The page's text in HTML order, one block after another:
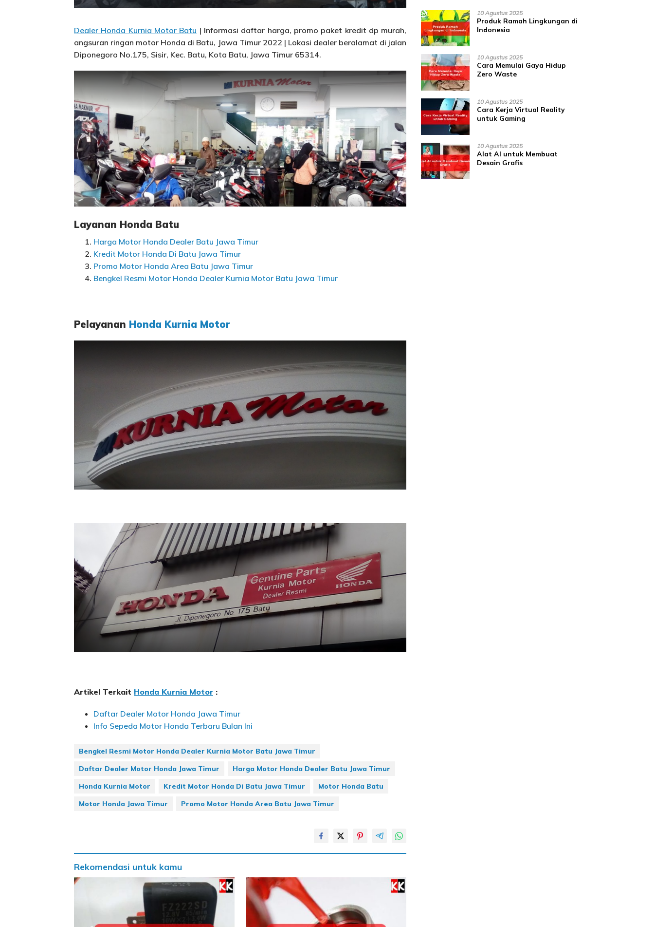
Dealer Honda Kurnia Motor Batu | Informasi daftar harga, promo paket kredit dp murah,
angsuran ringan motor Honda di Batu, Jawa Timur 2022 | Lokasi dealer beralamat di jalan
Diponegoro No.175, Sisir, Kec. Batu, Kota Batu, Jawa Timur 65314.
Layanan Honda Batu
Harga Motor Honda Dealer Batu Jawa Timur
Kredit Motor Honda Di Batu Jawa Timur
Promo Motor Honda Area Batu Jawa Timur
Bengkel Resmi Motor Honda Dealer Kurnia Motor Batu Jawa Timur
Pelayanan Honda Kurnia Motor
Artikel Terkait Honda Kurnia Motor :
Daftar Dealer Motor Honda Jawa Timur
Info Sepeda Motor Honda Terbaru Bulan Ini
Bengkel Resmi Motor Honda Dealer Kurnia Motor Batu Jawa Timur
Daftar Dealer Motor Honda Jawa Timur
Harga Motor Honda Dealer Batu Jawa Timur
Honda Kurnia Motor
Kredit Motor Honda Di Batu Jawa Timur
Motor Honda Batu
Motor Honda Jawa Timur
Promo Motor Honda Area Batu Jawa Timur
Rekomendasi untuk kamu
10 Agustus 2025
Produk Ramah Lingkungan di
Indonesia
10 Agustus 2025
Cara Memulai Gaya Hidup
Zero Waste
10 Agustus 2025
Cara Kerja Virtual Reality
untuk Gaming
10 Agustus 2025
Alat AI untuk Membuat
Desain Grafis